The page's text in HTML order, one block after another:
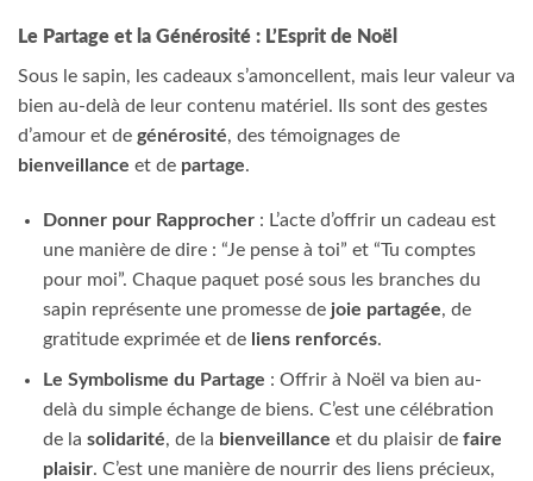
Le Partage et la Générosité : L’Esprit de Noël
Sous le sapin, les cadeaux s’amoncellent, mais leur valeur va
bien au-delà de leur contenu matériel. Ils sont des gestes
d’amour et de générosité, des témoignages de
bienveillance et de partage.
Donner pour Rapprocher: L’acte d’offrir un cadeau est
une manière de dire : “Je pense à toi” et “Tu comptes
pour moi”. Chaque paquet posé sous les branches du
sapin représente une promesse de joie partagée, de
gratitude exprimée et de liens renforcés.
Le Symbolisme du Partage : Offrir à Noël va bien au-
delà du simple échange de biens. C’est une célébration
de la solidarité, de la bienveillance et du plaisir de faire
plaisir. C’est une manière de nourrir des liens précieux,